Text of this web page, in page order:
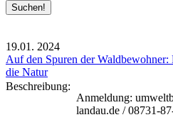
19.01. 2024
Auf den Spuren der Waldbewohner:
die Natur
Beschreibung:
Anmeldung:
landau.de / 08731-